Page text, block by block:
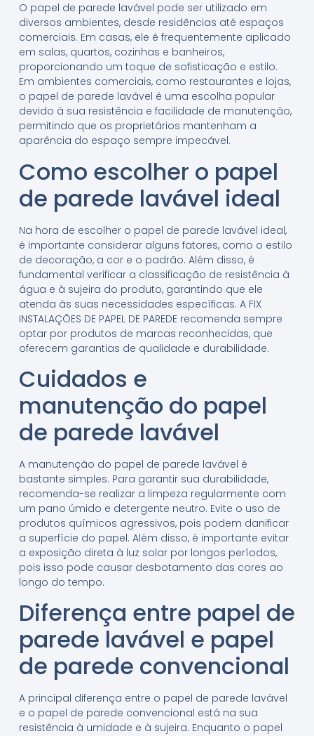
O papel de parede lavável pode ser utilizado em
diversos ambientes, desde residências até espaços
comerciais. Em casas, ele é frequentemente aplicado
em salas, quartos, cozinhas e banheiros,
proporcionando um toque de sofisticação e estilo.
Em ambientes comerciais, como restaurantes e lojas,
o papel de parede lavável é uma escolha popular
devido à sua resistência e facilidade de manutenção,
permitindo que os proprietários mantenham a
aparência do espaço sempre impecável.
Como escolher o papel
de parede lavável ideal
Na hora de escolher o papel de parede lavável ideal,
é importante considerar alguns fatores, como o estilo
de decoração, a cor e o padrão. Além disso, é
fundamental verificar a classificação de resistência à
água e à sujeira do produto, garantindo que ele
atenda às suas necessidades específicas. A FIX
INSTALAÇÕES DE PAPEL DE PAREDE recomenda sempre
optar por produtos de marcas reconhecidas, que
oferecem garantias de qualidade e durabilidade.
Cuidados e
manutenção do papel
de parede lavável
A manutenção do papel de parede lavável é
bastante simples. Para garantir sua durabilidade,
recomenda-se realizar a limpeza regularmente com
um pano úmido e detergente neutro. Evite o uso de
produtos químicos agressivos, pois podem danificar
a superfície do papel. Além disso, é importante evitar
a exposição direta à luz solar por longos períodos,
pois isso pode causar desbotamento das cores ao
longo do tempo.
Diferença entre papel de
parede lavável e papel
de parede convencional
A principal diferença entre o papel de parede lavável
e o papel de parede convencional está na sua
resistência à umidade e à sujeira. Enquanto o papel